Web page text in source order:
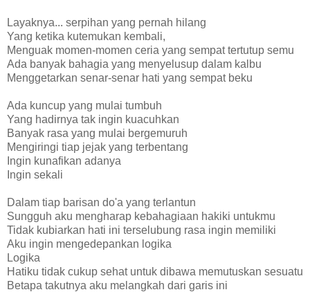
Layaknya... serpihan yang pernah hilang
Yang ketika kutemukan kembali,
Menguak momen-momen ceria yang sempat tertutup semu
Ada banyak bahagia yang menyelusup dalam kalbu
Menggetarkan senar-senar hati yang sempat beku
Ada kuncup yang mulai tumbuh
Yang hadirnya tak ingin kuacuhkan
Banyak rasa yang mulai bergemuruh
Mengiringi tiap jejak yang terbentang
Ingin kunafikan adanya
Ingin sekali
Dalam tiap barisan do'a yang terlantun
Sungguh aku mengharap kebahagiaan hakiki untukmu
Tidak kubiarkan hati ini terselubung rasa ingin memiliki
Aku ingin mengedepankan logika
Logika
Hatiku tidak cukup sehat untuk dibawa memutuskan sesuatu
Betapa takutnya aku melangkah dari garis ini